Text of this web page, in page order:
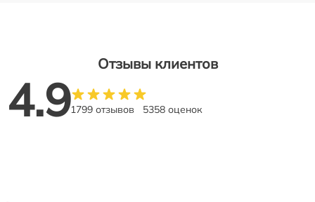
Отзывы клиентов
4.91799 отзывов 5358 оценок